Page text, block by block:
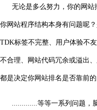
无论是多么努力，你的网
你网站程序结构本身有问题呢
TDK标签不完整、用户体验不
不合理、网站代码冗余或溢出
都是决定你网站排名是否靠前的
.............等等一系列问题，